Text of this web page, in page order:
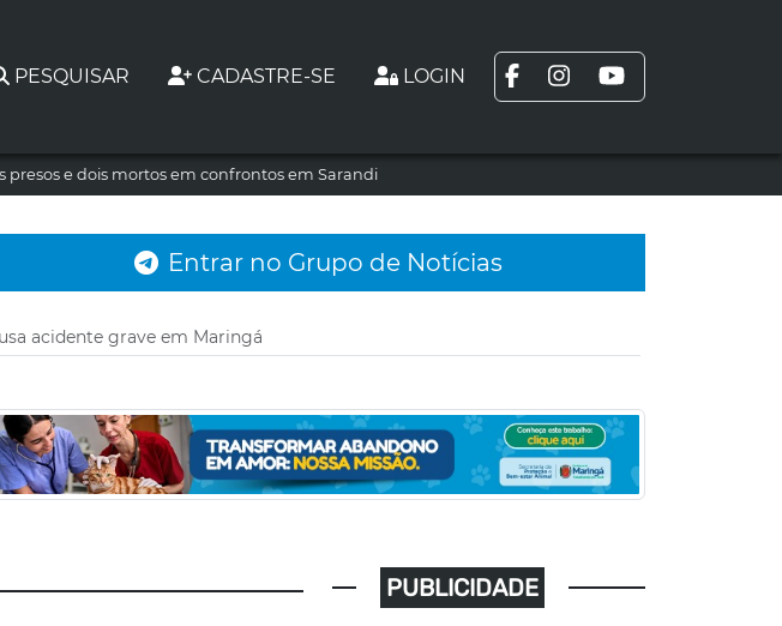
PESQUISAR CADASTRE-SE LOGIN
presos e dois mortos em confrontos em Sarandi
Entrar no Grupo de Notícias
acidente grave em Maringá
PUBLICIDADE